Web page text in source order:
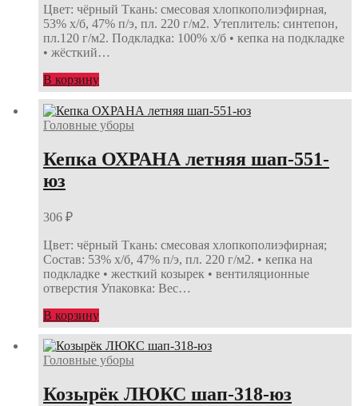
Цвет: чёрный Ткань: смесовая хлопкополиэфирная,
53% х/б, 47% п/э, пл. 220 г/м2. Утеплитель: синтепон,
пл.120 г/м2. Подкладка: 100% х/б • кепка на подкладке
• жёсткий…
В корзину
Головные уборы
Кепка ОХРАНА летняя шап-551-
юз
306 ₽
Цвет: чёрный Ткань: смесовая хлопкополиэфирная;
Состав: 53% х/б, 47% п/э, пл. 220 г/м2. • кепка на
подкладке • жесткий козырек • вентиляционные
отверстия Упаковка: Вес…
В корзину
Головные уборы
Козырёк ЛЮКС шап-318-юз